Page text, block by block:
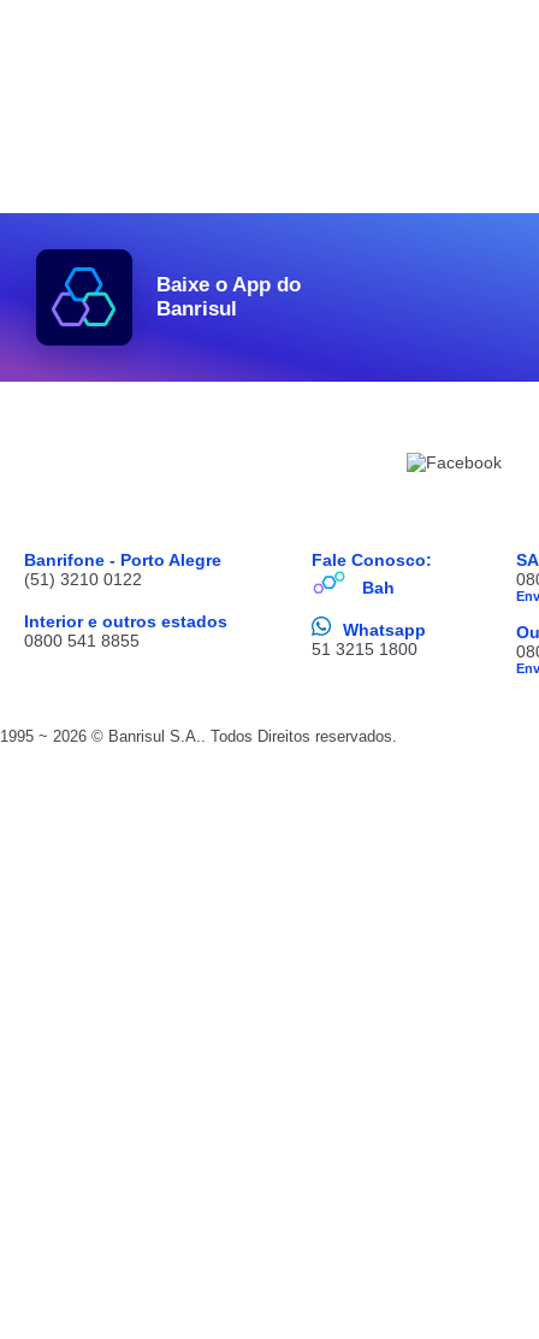
Baixe o App do
Banrisul
Banrifone - Porto Alegre
(51) 3210 0122
Interior e outros estados
0800 541 8855
Fale Conosco:
Bah
Whatsapp
51 3215 1800
1995 ~ 2026 © Banrisul S.A.. Todos Direitos reservados.